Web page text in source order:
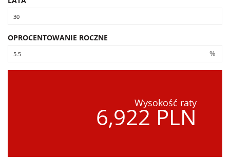
OPROCENTOWANIE ROCZNE
%
Wysokość raty
6,922 PLN